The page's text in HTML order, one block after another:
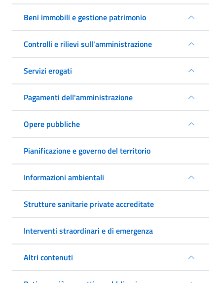
Beni immobili e gestione patrimonio
Controlli e rilievi sull'amministrazione
Servizi erogati
Pagamenti dell'amministrazione
Opere pubbliche
Pianificazione e governo del territorio
Informazioni ambientali
Strutture sanitarie private accreditate
Interventi straordinari e di emergenza
Altri contenuti